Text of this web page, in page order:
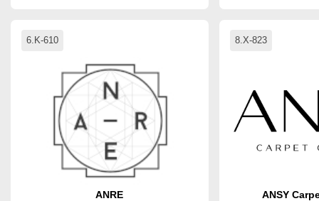
6.K-610
ANRE
8.X-823
ANSY